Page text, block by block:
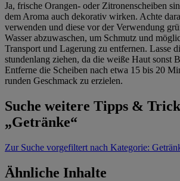
Ja, frische Orangen- oder Zitronenscheiben
dem Aroma auch dekorativ wirken. Achte
verwenden und diese vor der Verwendung
Wasser abzuwaschen, um Schmutz und
Transport und Lagerung zu entfernen. Lasse
stundenlang ziehen, da die weiße Haut sonst
Entferne die Scheiben nach etwa 15 bis 20
runden Geschmack zu erzielen.
Suche weitere Tipps &
„Getränke“
Zur Suche vorgefiltert nach Kategorie:
Ähnliche Inhalte